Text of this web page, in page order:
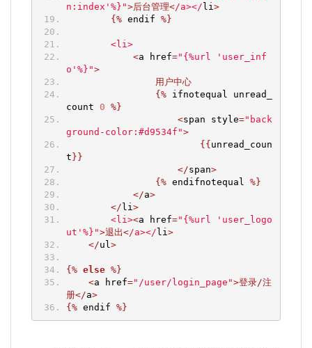
n:index'%}">后台管理</a></li >
{% endif %}
<li>
<a href="{%url 'user_inf
o'%}">
用户中心
{% ifnotequal unread_
count 0 %}
<span style="back
ground-color:#d9534f">
{{unread_coun
t}}
</span>
{% endifnotequal %}
</a>
</li >
<li><a href="{%url 'user_logo
ut'%}">退出</a></li >
</ul >
{% else %}
<a href="/user/login_page">登录/注
册</a>
{% endif %}